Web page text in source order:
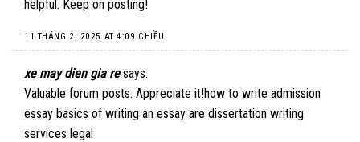
helpful. Keep on posting!
11 THÁNG 2, 2025 AT 4:09 CHIỀU
xe may dien gia re says:
Valuable forum posts. Appreciate it!how to write admission
essay basics of writing an essay are dissertation writing
services legal